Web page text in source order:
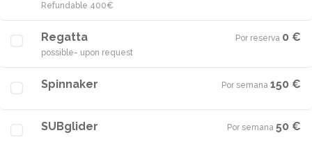
Refundable 400€
Regatta
possible- upon request
Por reserva·0 €
Spinnaker Por semana·150 €
SUBglider Por semana·50 €